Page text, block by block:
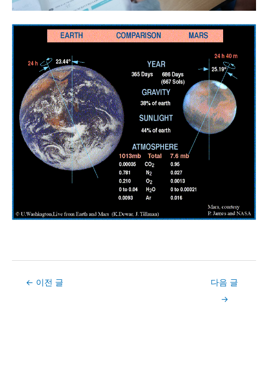
Post← 이전 글
다음 글
→